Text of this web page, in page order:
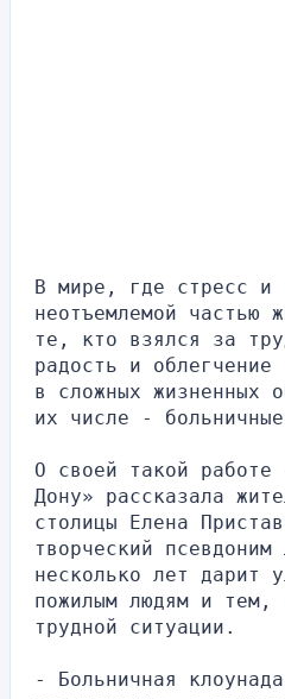
В мире, где стресс и
неотъемлемой частью
те, кто взялся за
радость и
в сложных жизненных
их числе -
О своей такой
Дону» рассказала
столицы Елена
творческий
несколько лет дарит
пожилым людям и тем,
трудной ситуации.
- Больничная